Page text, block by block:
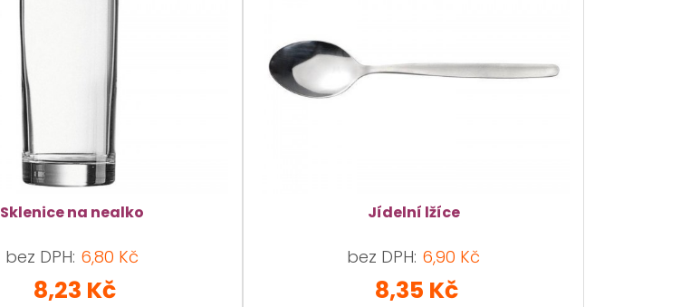
Sklenice na nealko
bez DPH: 6,80 Kč
8,23 Kč
Jídelní lžíce
bez DPH: 6,90 Kč
8,35 Kč